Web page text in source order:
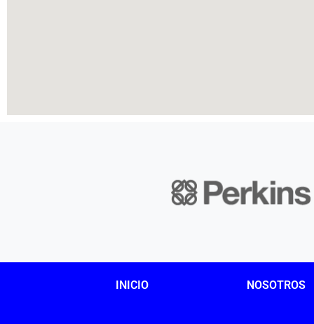
INICIO NOSOTROS